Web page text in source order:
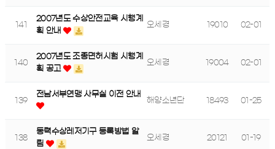
141
2007년도 수상안전교육 시행계
획 안내
오세경 19010 02-01
140
2007년도 조종면허시험 시행계
획 공고
오세경 19004 02-01
139
전남서부연맹 사무실 이전 안내
해양소년단 18493 01-25
138
동력수상레저기구 등록방법 알
림
오세경 20121 01-19